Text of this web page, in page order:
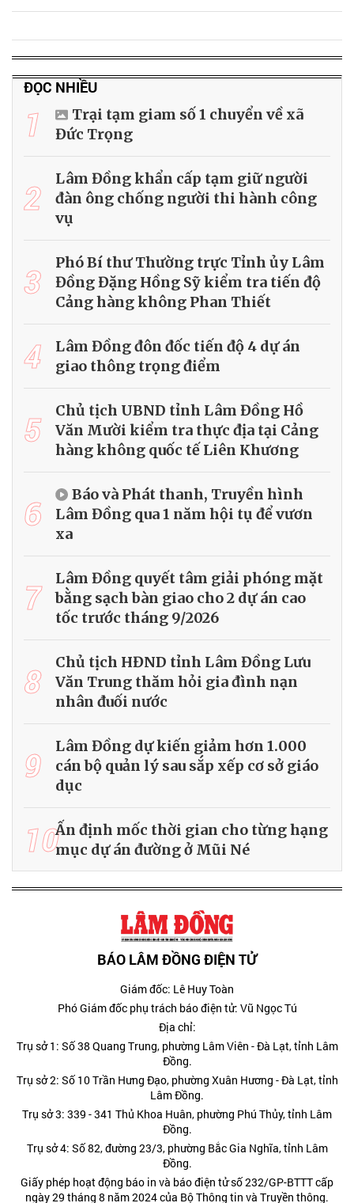
ĐỌC NHIỀU
1
Trại tạm giam số 1 chuyển về xã
Đức Trọng
2
Lâm Đồng khẩn cấp tạm giữ người
đàn ông chống người thi hành công
vụ
3
Phó Bí thư Thường trực Tỉnh ủy Lâm
Đồng Đặng Hồng Sỹ kiểm tra tiến độ
Cảng hàng không Phan Thiết
4
Lâm Đồng đôn đốc tiến độ 4 dự án
giao thông trọng điểm
5
Chủ tịch UBND tỉnh Lâm Đồng Hồ
Văn Mười kiểm tra thực địa tại Cảng
hàng không quốc tế Liên Khương
6
Báo và Phát thanh, Truyền hình
Lâm Đồng qua 1 năm hội tụ để vươn
xa
7
Lâm Đồng quyết tâm giải phóng mặt
bằng sạch bàn giao cho 2 dự án cao
tốc trước tháng 9/2026
8
Chủ tịch HĐND tỉnh Lâm Đồng Lưu
Văn Trung thăm hỏi gia đình nạn
nhân đuối nước
9
Lâm Đồng dự kiến giảm hơn 1.000
cán bộ quản lý sau sắp xếp cơ sở giáo
dục
10Ấn định mốc thời gian cho từng hạng
mục dự án đường ở Mũi Né
BÁO LÂM ĐỒNG ĐIỆN TỬ
Giám đốc: Lê Huy Toàn
Phó Giám đốc phụ trách báo điện tử: Vũ Ngọc Tú
Địa chỉ:
Trụ sở 1: Số 38 Quang Trung, phường Lâm Viên - Đà Lạt, tỉnh Lâm
Đồng.
Trụ sở 2: Số 10 Trần Hưng Đạo, phường Xuân Hương - Đà Lạt, tỉnh
Lâm Đồng.
Trụ sở 3: 339 - 341 Thủ Khoa Huân, phường Phú Thủy, tỉnh Lâm
Đồng.
Trụ sở 4: Số 82, đường 23/3, phường Bắc Gia Nghĩa, tỉnh Lâm
Đồng.
Giấy phép hoạt động báo in và báo điện tử số 232/GP-BTTT cấp
ngày 29 tháng 8 năm 2024 của Bộ Thông tin và Truyền thông.